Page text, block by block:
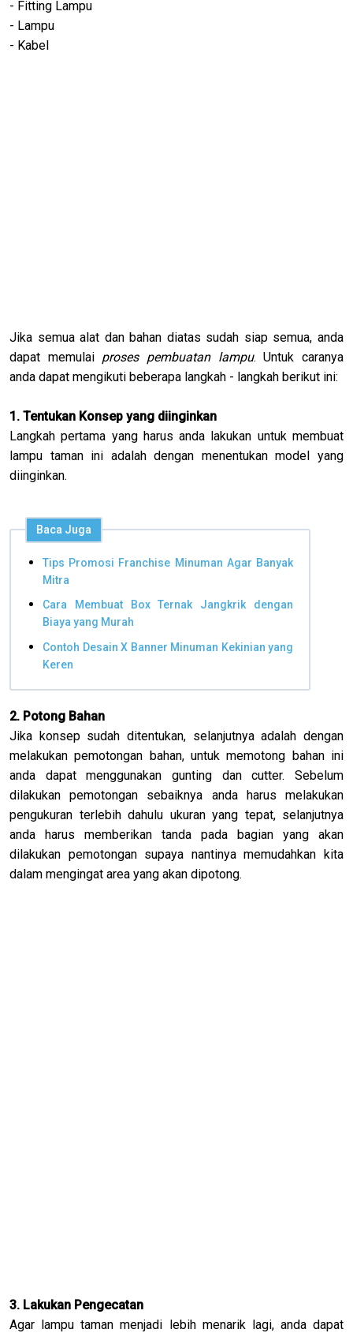
- Fitting Lampu
- Lampu
- Kabel
Jika semua alat dan bahan diatas sudah siap semua, anda
dapat memulai proses pembuatan lampu. Untuk caranya
anda dapat mengikuti beberapa langkah - langkah berikut ini:
1. Tentukan Konsep yang diinginkan
Langkah pertama yang harus anda lakukan untuk membuat
lampu taman ini adalah dengan menentukan model yang
diinginkan.
Baca Juga
Tips Promosi Franchise Minuman Agar Banyak
Mitra
Cara Membuat Box Ternak Jangkrik dengan
Biaya yang Murah
Contoh Desain X Banner Minuman Kekinian yang
Keren
2. Potong Bahan
Jika konsep sudah ditentukan, selanjutnya adalah dengan
melakukan pemotongan bahan, untuk memotong bahan ini
anda dapat menggunakan gunting dan cutter. Sebelum
dilakukan pemotongan sebaiknya anda harus melakukan
pengukuran terlebih dahulu ukuran yang tepat, selanjutnya
anda harus memberikan tanda pada bagian yang akan
dilakukan pemotongan supaya nantinya memudahkan kita
dalam mengingat area yang akan dipotong.
3. Lakukan Pengecatan
Agar lampu taman menjadi lebih menarik lagi, anda dapat